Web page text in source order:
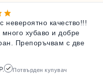
невероятно качество!!!
много хубаво и добре
Препоръчвам с две
Потвърден купувач